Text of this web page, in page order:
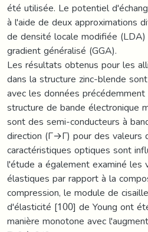
été utilisée. Le potentiel
à l'aide de deux approximations
de densité locale modifiée
gradient généralisé (GGA).
Les résultats obtenus pour les
dans la structure zinc-blende
avec les données
structure de bande électronique
sont des semi-conducteurs à
direction (Г→Г) pour des valeurs
caractéristiques optiques sont
l'étude a également examiné les
élastiques par rapport à la
compression, le module de
d'élasticité [100] de Young ont
manière monotone avec